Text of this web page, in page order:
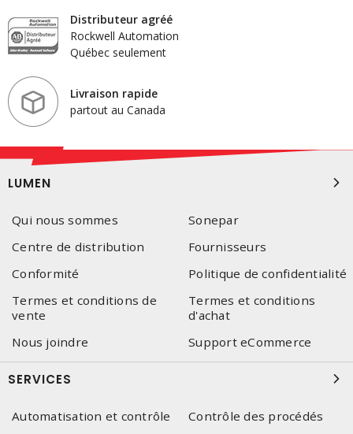
Distributeur agréé
Rockwell Automation
Québec seulement
Livraison rapide
partout au Canada
LUMEN
Qui nous sommes
Sonepar
Centre de distribution
Fournisseurs
Conformité
Politique de confidentialité
Termes et conditions de
vente
Termes et conditions
d'achat
Nous joindre
Support eCommerce
SERVICES
Automatisation et contrôle
Contrôle des procédés